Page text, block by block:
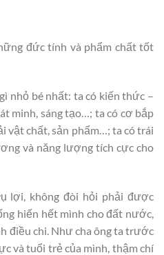
đức tính và phẩm chất tốt
nhỏ bé nhất: ta có kiến thức –
minh, sáng tạo…; ta có cơ bắp
vật chất, sản phẩm…; ta có trái
và năng lượng tích cực cho
lợi, không đòi hỏi phải được
hiến hết mình cho đất nước,
điều chi. Như cha ông ta trước
và tuổi trẻ của mình, thậm chí